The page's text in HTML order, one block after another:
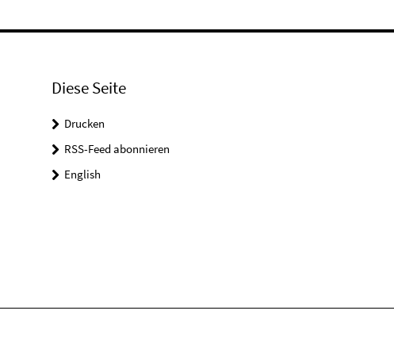
Diese Seite
Drucken
RSS-Feed abonnieren
English